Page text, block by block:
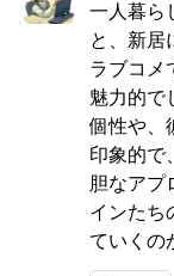
一人暮ら
と、新居
ラブコメ
魅力的で
個性や、
印象的で
胆なアプ
インたち
ていくの